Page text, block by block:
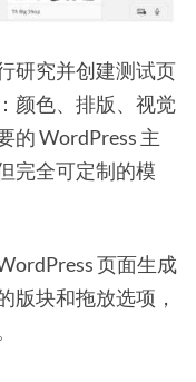
研究并创建测试页
颜色、排版、视觉
的 WordPress 主
完全可定制的模
页面生成
版块和拖放选项，